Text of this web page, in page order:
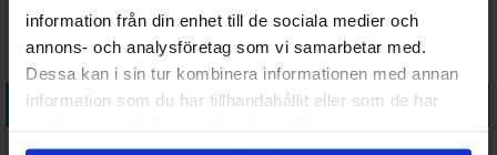
information från din enhet till de sociala medier och
annons- och analysföretag som vi samarbetar med.
Dessa kan i sin tur kombinera informationen med annan
information som du har tillhandahållit eller som de har
Köp
Warhammer 40K Plush Figur
Köp
Warhammer 40K POP Figur